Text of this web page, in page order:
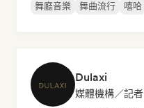
舞廳音樂
舞曲流行 嘻哈
Dulaxi
媒體機構／記者